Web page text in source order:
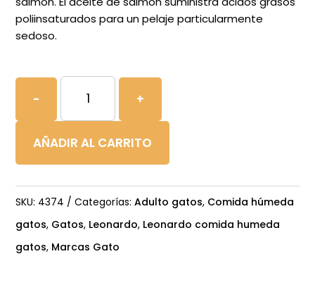
poliinsaturados para un pelaje particularmente
sedoso.
-
Lonardo
Pulled
Pato
+
AÑADIR AL CARRITO
SKU: 4374 Categorías:Adulto gatos, Comida húmeda
gatos, Gatos, Leonardo, Leonardo comida humeda
gatos, Marcas Gato